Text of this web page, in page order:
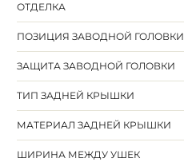
ОТДЕЛКА
ПОЗИЦИЯ ЗАВОДНОЙ ГОЛОВКИ
ЗАЩИТА ЗАВОДНОЙ ГОЛОВКИ
ТИП ЗАДНЕЙ КРЫШКИ
МАТЕРИАЛ ЗАДНЕЙ КРЫШКИ
ШИРИНА МЕЖДУ УШЕК